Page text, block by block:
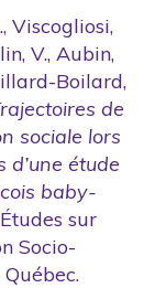
Viscogliosi,
V., Aubin,
Boilard,
de
sociale lors
d’une étude
baby-
sur
Socio-